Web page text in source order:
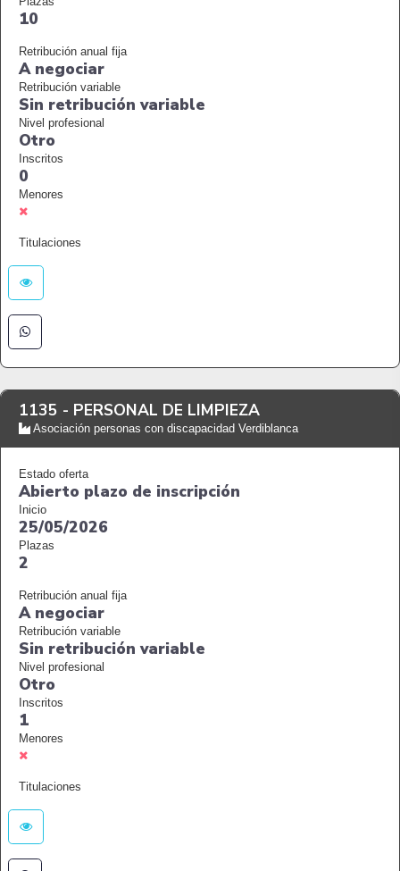
10
Retribución anual fija
A negociar
Retribución variable
Sin retribución variable
Nivel profesional
Otro
Inscritos
0
Menores
Titulaciones
1135 - PERSONAL DE LIMPIEZA
Asociación personas con discapacidad Verdiblanca
Estado oferta
Abierto plazo de inscripción
Inicio
25/05/2026
Plazas
2
Retribución anual fija
A negociar
Retribución variable
Sin retribución variable
Nivel profesional
Otro
Inscritos
1
Menores
Titulaciones